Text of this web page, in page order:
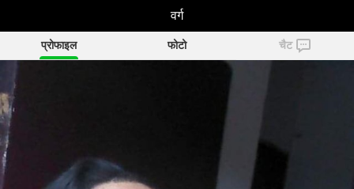
hugo19cm
प्रोफाइल फोटो चैट
वर्ग